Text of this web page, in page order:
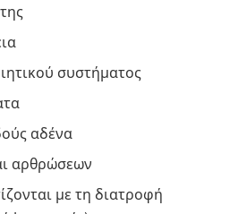
συστήματος
αδένα
αρθρώσεων
με τη διατροφή